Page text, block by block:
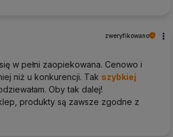
zweryfikowano
w pełni zaopiekowana. Cenowo i
niż u konkurencji. Tak szybkiej
Oby tak dalej!
produkty są zawsze zgodne z